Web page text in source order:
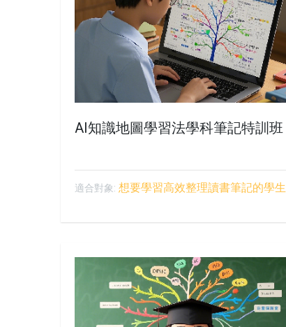
AI知識地圖學習法學科筆記特訓班
適合對象: 想要學習高效整理讀書筆記的學生